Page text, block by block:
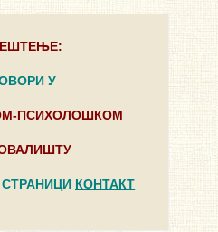
У
ПСИХОЛОШКОМ
СТРАНИЦИ КОНТАКТ